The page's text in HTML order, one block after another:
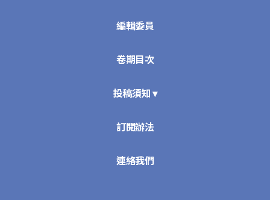
編輯委員
卷期目次
投稿須知 ▾
訂閱辦法
連絡我們